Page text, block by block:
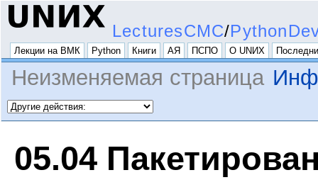
LecturesCMC/
Лекции на ВМК Python Книги АЯ ПСПО О UNИX
Неизменяемая страница
05.04